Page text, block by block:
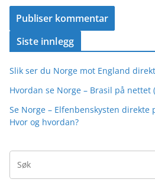
Siste innlegg
Slik ser du Norge mot England
Hvordan se Norge – Brasil på nettet
Se Norge – Elfenbenskysten
Hvor og hvordan?